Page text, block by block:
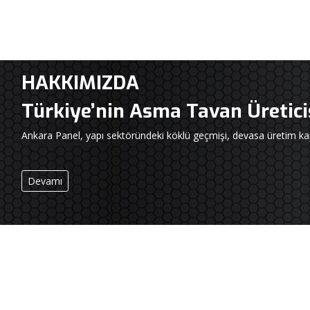
HAKKIMIZDA
Türkiye’nin Asma Tavan
Ankara Panel, yapı sektöründeki köklü geçmişi, devasa üretim
Devamı